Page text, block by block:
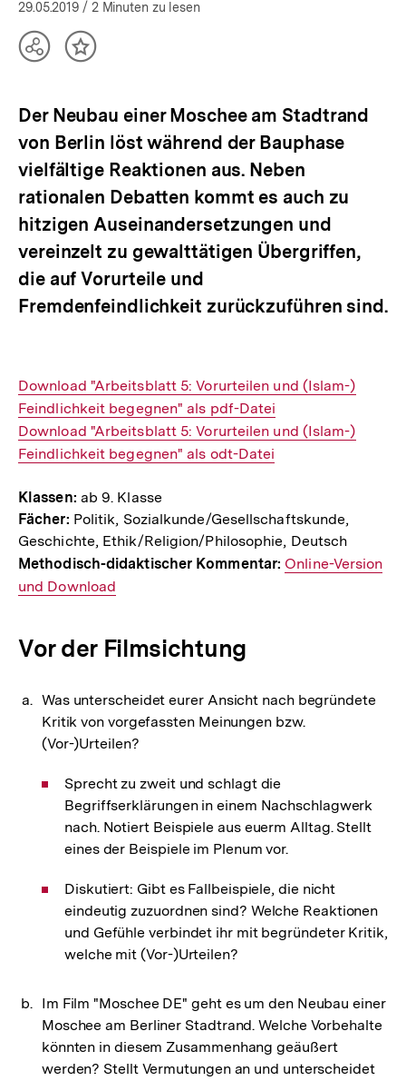
29.05.2019 / 2 Minuten zu lesen
TeilenInhalt
Der Neubau einer Moschee am Stadtrand
von Berlin löst während der Bauphase
vielfältige Reaktionen aus. Neben
rationalen Debatten kommt es auch zu
hitzigen Auseinandersetzungen und
vereinzelt zu gewalttätigen Übergriffen,
die auf Vorurteile und
Fremdenfeindlichkeit zurückzuführen sind.
Interner
Link:
Download "Arbeitsblatt 5: Vorurteilen und (Islam-)
Feindlichkeit begegnen" als pdf-Datei
Interner
Link:
Download "Arbeitsblatt 5: Vorurteilen und (Islam-)
Feindlichkeit begegnen" als odt-Datei
Klassen: ab 9. Klasse
Fächer: Politik, Sozialkunde/Gesellschaftskunde,
Geschichte, Ethik/Religion/Philosophie, Deutsch
Methodisch-didaktischer Kommentar: Interner
Online-Version
und Download
Vor der Filmsichtung
Was unterscheidet eurer Ansicht nach begründete
Kritik von vorgefassten Meinungen bzw.
(Vor-)Urteilen?
Sprecht zu zweit und schlagt die
Begriffserklärungen in einem Nachschlagwerk
nach. Notiert Beispiele aus euerm Alltag. Stellt
eines der Beispiele im Plenum vor.
Diskutiert: Gibt es Fallbeispiele, die nicht
eindeutig zuzuordnen sind? Welche Reaktionen
und Gefühle verbindet ihr mit begründeter Kritik,
welche mit (Vor-)Urteilen?
Im Film "Moschee DE" geht es um den Neubau einer
Moschee am Berliner Stadtrand. Welche Vorbehalte
könnten in diesem Zusammenhang geäußert
werden? Stellt Vermutungen an und unterscheidet